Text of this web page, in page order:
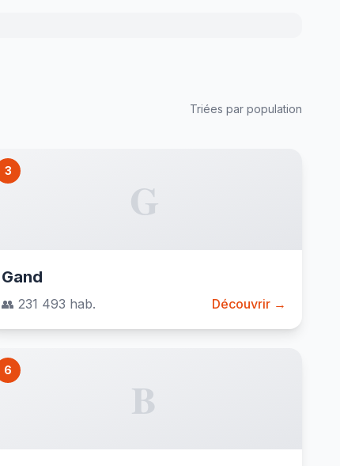
Triées par population
3
G
Gand
👥 231 493 hab. Découvrir →
6
B